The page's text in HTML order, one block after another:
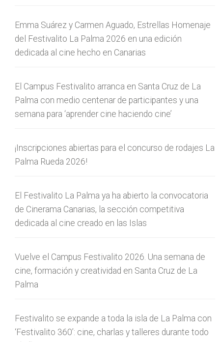
Emma Suárez y Carmen Aguado, Estrellas Homenaje
del Festivalito La Palma 2026 en una edición
dedicada al cine hecho en Canarias
El Campus Festivalito arranca en Santa Cruz de La
Palma con medio centenar de participantes y una
semana para ‘aprender cine haciendo cine’
¡Inscripciones abiertas para el concurso de rodajes La
Palma Rueda 2026!
El Festivalito La Palma ya ha abierto la convocatoria
de Cinerama Canarias, la sección competitiva
dedicada al cine creado en las Islas
Vuelve el Campus Festivalito 2026. Una semana de
cine, formación y creatividad en Santa Cruz de La
Palma
Festivalito se expande a toda la isla de La Palma con
‘Festivalito 360’: cine, charlas y talleres durante todo